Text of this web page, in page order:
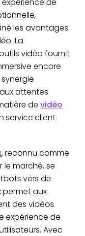
les avantages
La
vidéo fournit
encore
attentes
de vidéo
service client
, reconnu comme
le marché, se
vers de
permet aux
des vidéos
expérience de
Avec